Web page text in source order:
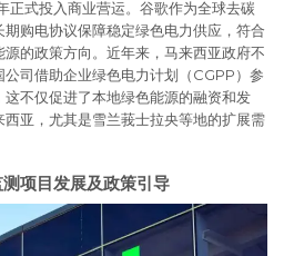
正式投入商业营运。谷歌作为全球去碳
购电协议保障稳定绿色电力供应，符合
的政策方向。近年来，马来西亚政府不
司借助企业绿色电力计划（CGPP）参
不仅促进了本地绿色能源的融资和发
亚，尤其是雪兰莪士拉央等地的扩展需
项目发展及政策引导